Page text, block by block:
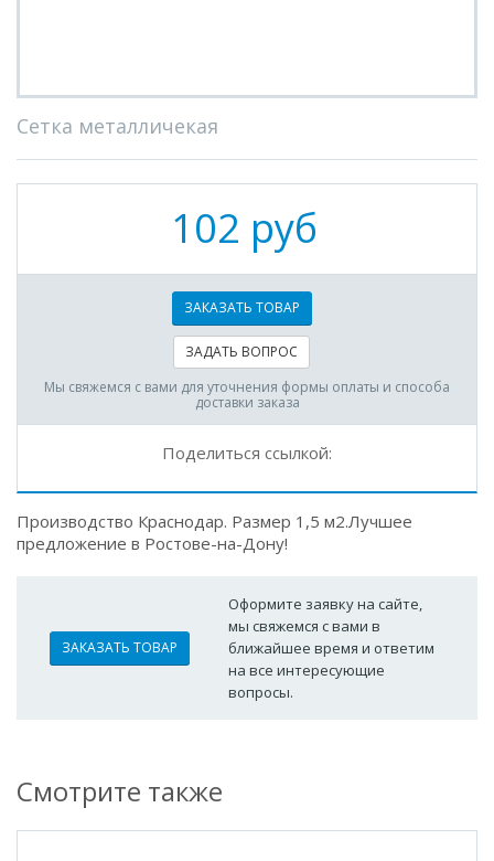
Сетка металличекая
102 руб
ЗАКАЗАТЬ ТОВАР
ЗАДАТЬ ВОПРОС
Мы свяжемся с вами для уточнения формы оплаты и способа
доставки заказа
Поделиться ссылкой:
Производство Краснодар. Размер 1,5 м2.Лучшее
предложение в Ростове-на-Дону!
ЗАКАЗАТЬ ТОВАР
Оформите заявку на сайте,
мы свяжемся с вами в
ближайшее время и ответим
на все интересующие
вопросы.
Смотрите также